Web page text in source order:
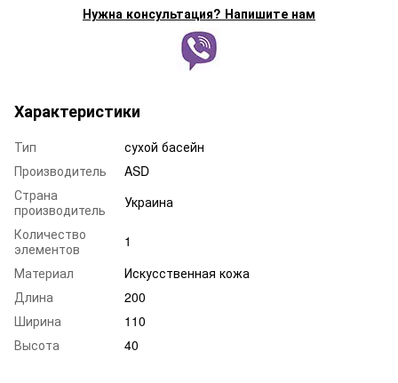
Нужна консультация? Напишите нам
Характеристики
Тип
сухой басейн
Производитель
ASD
Страна
производитель
Украина
Количество
элементов
1
Материал
Искусственная кожа
Длина
200
Ширина
110
Высота
40